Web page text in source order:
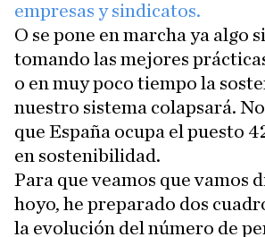
empresas y sindicatos.
O se pone en marcha ya algo
tomando las mejores
o en muy poco tiempo la
nuestro sistema colapsará.
que España ocupa el puesto
en sostenibilidad.
Para que veamos que vamos
hoyo, he preparado dos
la evolución del número de